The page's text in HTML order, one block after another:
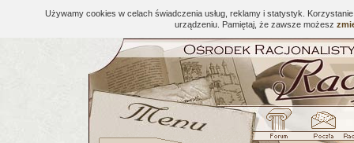
Używamy cookies w celach świadczenia usług, reklamy i statystyk.
urządzeniu. Pamiętaj, że zawsze możesz